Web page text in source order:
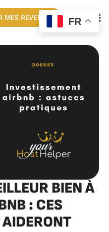
MES REVENUS
BIEN À
: CES
FR